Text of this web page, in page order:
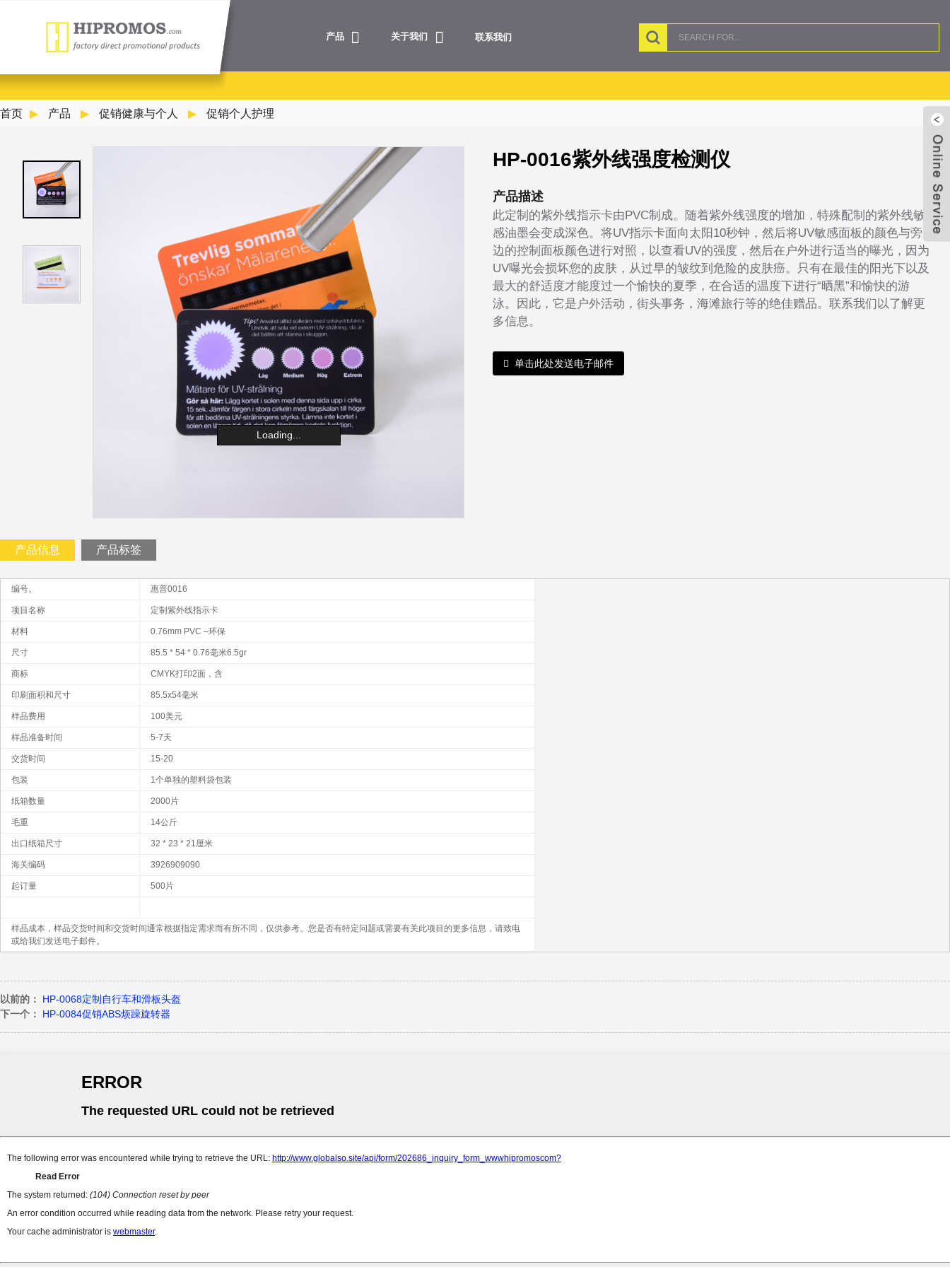
产品 关于我们 联系我们
首页 产品 促销健康与个人 促销个人护理
Loading...
HP-0016紫外线强度检测仪
产品描述
此定制的紫外线指示卡由PVC制成。随着紫外线强度的增加，特殊配制的紫外线敏
感油墨会变成深色。将UV指示卡面向太阳10秒钟，然后将UV敏感面板的颜色与旁
边的控制面板颜色进行对照，以查看UV的强度，然后在户外进行适当的曝光，因为
UV曝光会损坏您的皮肤，从过早的皱纹到危险的皮肤癌。只有在最佳的阳光下以及
最大的舒适度才能度过一个愉快的夏季，在合适的温度下进行“晒黑”和愉快的游
泳。因此，它是户外活动，街头事务，海滩旅行等的绝佳赠品。联系我们以了解更
多信息。
单击此处发送电子邮件
产品信息 产品标签
编号。 惠普0016
项目名称 定制紫外线指示卡
材料 0.76mm PVC –环保
尺寸 85.5 * 54 * 0.76毫米6.5gr
商标 CMYK打印2面，含
印刷面积和尺寸 85.5x54毫米
样品费用 100美元
样品准备时间 5-7天
交货时间 15-20
包装 1个单独的塑料袋包装
纸箱数量 2000片
毛重 14公斤
出口纸箱尺寸 32 * 23 * 21厘米
海关编码 3926909090
起订量 500片
样品成​​本，样品交货时间和交货时间通常根据指定需求而有所不同，仅供参考。您是否有特定问题或需要有关此项目的更多信息，请致电
或给我们发送电子邮件。
以前的：
HP-0068定制自行车和滑板头盔
下一个：
HP-0084促销ABS烦躁旋转器